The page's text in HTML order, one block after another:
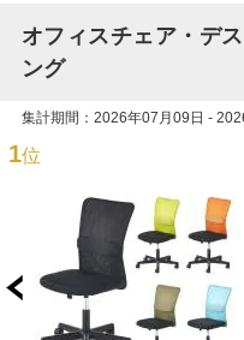
オフィスチェア・デ
ング
集計期間：2026年07月09日 -
1位